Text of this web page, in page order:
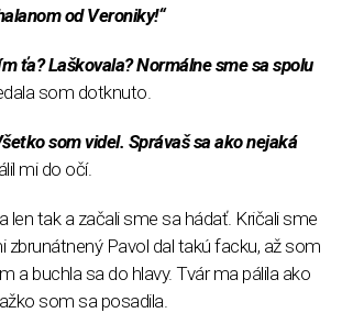
od Veroniky!“
ťa? Laškovala? Normálne sme sa spolu
som dotknuto.
som videl. Správaš sa ako nejaká
mi do očí.
len tak a začali sme sa hádať. Kričali sme
zbrunátnený Pavol dal takú facku, až som
a buchla sa do hlavy. Tvár ma pálila ako
som sa posadila.